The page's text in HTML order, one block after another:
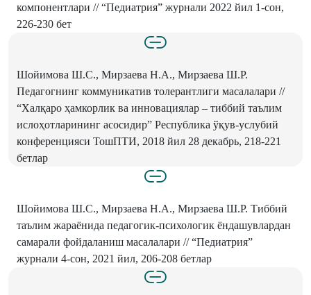
компонентлари // “Педиатрия” журнали 2022 йил 1-сон,
226-230 бет
Шойимова Ш.С., Мирзаева Н.А., Мирзаева Ш.Р.
Педагогнинг коммуникатив толерантлиги масалалари //
“Халқаро ҳамкорлик ва инновациялар – тиббий таълим
ислоҳотларининг асосидир” Республика ўқув-услубий
конференцияси ТошПТИ, 2018 йил 28 декабрь, 218-221
бетлар
Шойимова Ш.С., Мирзаева Н.А., Мирзаева Ш.Р. Тиббий
таълим жараёнида педагогик-психологик ёндашувлардан
самарали фойдаланиш масалалари // “Педиатрия”
журнали 4-сон, 2021 йил, 206-208 бетлар